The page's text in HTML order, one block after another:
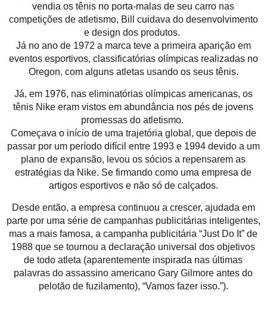
vendia os tênis no porta-malas de seu carro nas
competições de atletismo, Bill cuidava do desenvolvimento
e design dos produtos.
Já no ano de 1972 a marca teve a primeira aparição em
eventos esportivos, classificatórias olímpicas realizadas no
Oregon, com alguns atletas usando os seus tênis.
Já, em 1976, nas eliminatórias olímpicas americanas, os
tênis Nike eram vistos em abundância nos pés de jovens
promessas do atletismo.
Começava o início de uma trajetória global, que depois de
passar por um período difícil entre 1993 e 1994 devido a um
plano de expansão, levou os sócios a repensarem as
estratégias da Nike. Se firmando como uma empresa de
artigos esportivos e não só de calçados.
Desde então, a empresa continuou a crescer, ajudada em
parte por uma série de campanhas publicitárias inteligentes,
mas a mais famosa, a campanha publicitária “Just Do It” de
1988 que se tournou a declaração universal dos objetivos
de todo atleta (aparentemente inspirada nas últimas
palavras do assassino americano Gary Gilmore antes do
pelotão de fuzilamento), “Vamos fazer isso.”).